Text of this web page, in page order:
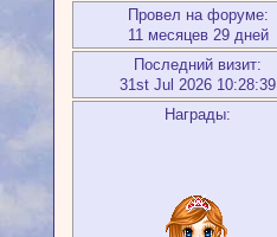
Провел на форуме:
11 месяцев 29 дней
Последний визит:
31st Jul 2026 10:28:39
Награды: